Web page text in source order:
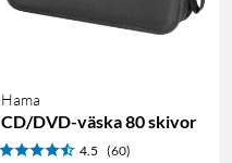
Hama
CD/DVD-väska 80 skivor
4.5 (60)